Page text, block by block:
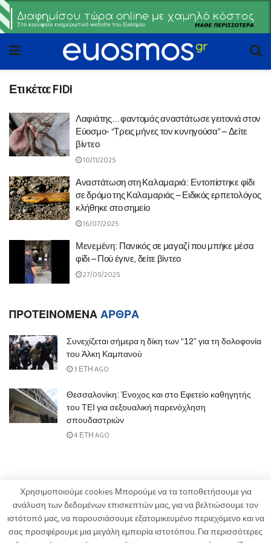
Ετικέτα:FIDI
Λαφιάτης… φαντομάς αναστάτωσε γειτονιά στον
Εύοσμο- “Τρεις μήνες τον κυνηγούσα” – Δείτε
βίντεο
10/11/2025
Αναστάτωση στη Καλαμαριά: Εντοπίστηκε φίδι
σε δρόμο της Καλαμαριάς – Ειδικός ερπετολόγος
κλήθηκε στο σημείο
16/07/2025
Μενεμένη: Πανικός σε μαγαζί που μπήκε μέσα
φίδι – Πού έγινε, δείτε βίντεο
27/05/2025
ΠΡΟΤΕΙΝΟΜΕΝΑΑΡΘΡΑ
Συνεχίζεται σήμερα η δίκη των “12” για τη δολοφονία
του Άλκη Καμπανού
3 ΈΤΗ AGO
Θεσσαλονίκη: Ένοχος και στο Εφετείο καθηγητής
του ΤΕΙ για σεξουαλική παρενόχληση
σπουδαστριών
4 ΈΤΗ AGO
ΟΡΟΙ ΧΡΗΣΗΣ ΠΟΛΙΤΙΚΗ ΑΠΟΡΡΗΤΟΥ
ΔΙΑΦΗΜΙΣΗ
ΚΑΤΑΓΓΕΛΙΕΣ
ΕΠΙΚΟΙΝΩΝΙΑ
Χρησιμοποιούμε cookies Μπορούμε να τα τοποθετήσουμε για
ανάλυση των δεδομένων επισκεπτών μας, για να βελτιώσουμε τον
ιστότοπό μας, να παρουσιάσουμε εξατομικευμένο περιεχόμενο και να
σας προσφέρουμε μια μεγάλη εμπειρία ιστοτόπου. Για περισσότερες